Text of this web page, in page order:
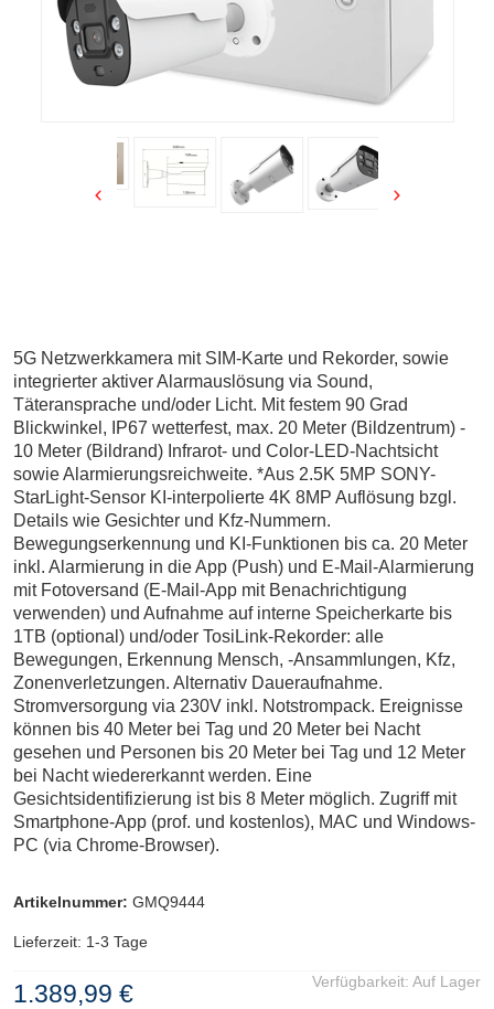
5G Netzwerkkamera mit SIM-Karte und Rekorder, sowie
integrierter aktiver Alarmauslösung via Sound,
Täteransprache und/oder Licht. Mit festem 90 Grad
Blickwinkel, IP67 wetterfest, max. 20 Meter (Bildzentrum) -
10 Meter (Bildrand) Infrarot- und Color-LED-Nachtsicht
sowie Alarmierungsreichweite. *Aus 2.5K 5MP SONY-
StarLight-Sensor KI-interpolierte 4K 8MP Auflösung bzgl.
Details wie Gesichter und Kfz-Nummern.
Bewegungserkennung und KI-Funktionen bis ca. 20 Meter
inkl. Alarmierung in die App (Push) und E-Mail-Alarmierung
mit Fotoversand (E-Mail-App mit Benachrichtigung
verwenden) und Aufnahme auf interne Speicherkarte bis
1TB (optional) und/oder TosiLink-Rekorder: alle
Bewegungen, Erkennung Mensch, -Ansammlungen, Kfz,
Zonenverletzungen. Alternativ Daueraufnahme.
Stromversorgung via 230V inkl. Notstrompack. Ereignisse
können bis 40 Meter bei Tag und 20 Meter bei Nacht
gesehen und Personen bis 20 Meter bei Tag und 12 Meter
bei Nacht wiedererkannt werden. Eine
Gesichtsidentifizierung ist bis 8 Meter möglich. Zugriff mit
Smartphone-App (prof. und kostenlos), MAC und Windows-
PC (via Chrome-Browser).
Artikelnummer: GMQ9444
Lieferzeit: 1-3 Tage
Verfügbarkeit: Auf Lager
1.389,99 €